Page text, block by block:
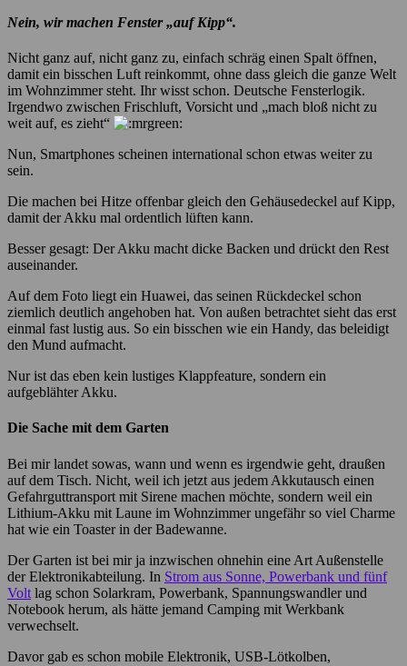
Nein, wir machen Fenster „auf Kipp“.
Nicht ganz auf, nicht ganz zu, einfach schräg einen Spalt öffnen,
damit ein bisschen Luft reinkommt, ohne dass gleich die ganze Welt
im Wohnzimmer steht. Ihr wisst schon. Deutsche Fensterlogik.
Irgendwo zwischen Frischluft, Vorsicht und „mach bloß nicht zu
weit auf, es zieht“
Nun, Smartphones scheinen international schon etwas weiter zu
sein.
Die machen bei Hitze offenbar gleich den Gehäusedeckel auf Kipp,
damit der Akku mal ordentlich lüften kann.
Besser gesagt: Der Akku macht dicke Backen und drückt den Rest
auseinander.
Auf dem Foto liegt ein Huawei, das seinen Rückdeckel schon
ziemlich deutlich angehoben hat. Von außen betrachtet sieht das erst
einmal fast lustig aus. So ein bisschen wie ein Handy, das beleidigt
den Mund aufmacht.
Nur ist das eben kein lustiges Klappfeature, sondern ein
aufgeblähter Akku.
Die Sache mit dem Garten
Bei mir landet sowas, wann und wenn es irgendwie geht, draußen
auf dem Tisch. Nicht, weil ich jetzt aus jedem Akkutausch einen
Gefahrguttransport mit Sirene machen möchte, sondern weil ein
Lithium-Akku mit Laune im Wohnzimmer ungefähr so viel Charme
hat wie ein Toaster in der Badewanne.
Der Garten ist bei mir ja inzwischen ohnehin eine Art Außenstelle
der Elektronikabteilung. In Strom aus Sonne, Powerbank und fünf
Volt lag schon Solarkram, Powerbank, Spannungswandler und
Notebook herum, als hätte jemand Camping mit Werkbank
verwechselt.
Davor gab es schon mobile Elektronik, USB-Lötkolben,